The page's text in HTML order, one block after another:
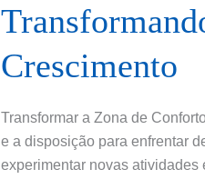
Crescimento
Transformar a Zona de
e a disposição para enfrentar
experimentar novas